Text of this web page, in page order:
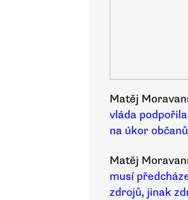
Matěj
vláda
na úkor občanů
Matěj
musí
zdrojů, jinak